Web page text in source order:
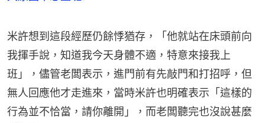
米許想到這段經歷仍餘悸猶存，「他就站在床頭前向
我揮手說，知道我今天身體不適，特意來接我上
班」，儘管老闆表示，進門前有先敲門和打招呼，但
無人回應他才走進來，當時米許也明確表示「這樣的
行為並不恰當，請你離開」，而老闆聽完也沒說甚麼